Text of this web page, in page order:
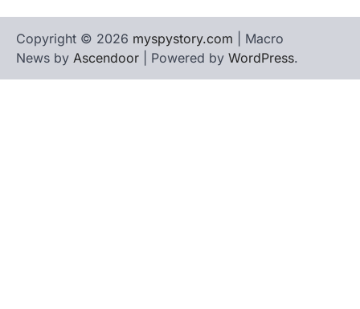
Copyright © 2026 myspystory.com | Macro
News by Ascendoor | Powered by WordPress.